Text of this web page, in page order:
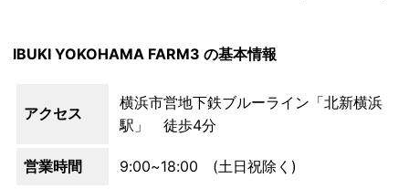
IBUKI YOKOHAMA FARM3 の基本情報
アクセス
横浜市営地下鉄ブルーライン「北新横浜
駅」 徒歩4分
営業時間 9:00~18:00 (土日祝除く)